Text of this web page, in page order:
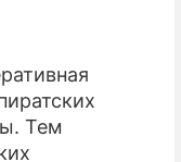
Тем